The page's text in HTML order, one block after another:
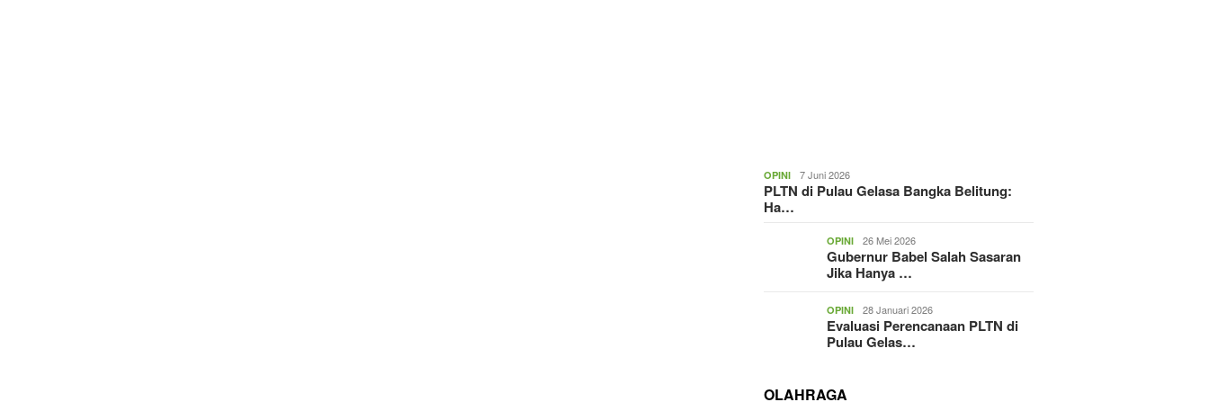
OPINI 7 Juni 2026
PLTN di Pulau Gelasa Bangka Belitung:
Ha…
OPINI 26 Mei 2026
Gubernur Babel Salah Sasaran
Jika Hanya …
OPINI 28 Januari 2026
Evaluasi Perencanaan PLTN di
Pulau Gelas…
OLAHRAGA